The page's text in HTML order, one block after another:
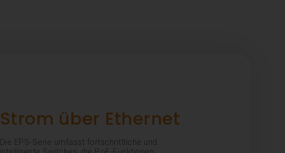
Strom über Ethernet
Die EPS-Serie umfasst fortschrittliche und